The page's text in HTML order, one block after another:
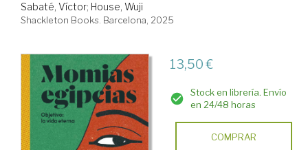
Sabaté, Víctor; House, Wuji
Shackleton Books. Barcelona, 2025
13,50 €
Stock en librería. Envío
en 24/48 horas
COMPRAR